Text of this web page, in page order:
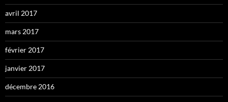
avril 2017
mars 2017
février 2017
janvier 2017
décembre 2016